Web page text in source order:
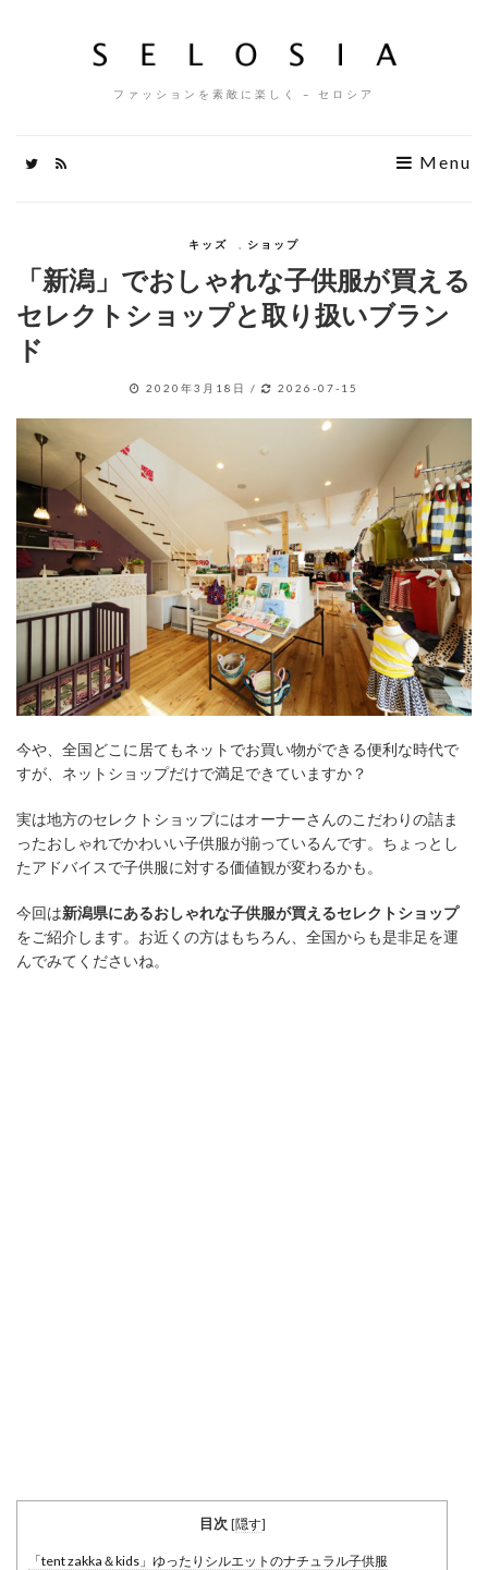
ファッションを素敵に楽しく – セロシア
Menu
キッズ ショップ
「新潟」でおしゃれな子供服が買える
セレクトショップと取り扱いブラン
ド
2020年3月18日 / 2026-07-15
今や、全国どこに居てもネットでお買い物ができる便利な時代で
すが、ネットショップだけで満足できていますか？
実は地方のセレクトショップにはオーナーさんのこだわりの詰ま
ったおしゃれでかわいい子供服が揃っているんです。ちょっとし
たアドバイスで子供服に対する価値観が変わるかも。
今回は新潟県にあるおしゃれな子供服が買えるセレクトショップ
をご紹介します。お近くの方はもちろん、全国からも是非足を運
んでみてくださいね。
目次 [隠す]
「tent zakka＆kids」ゆったりシルエットのナチュラル子供服